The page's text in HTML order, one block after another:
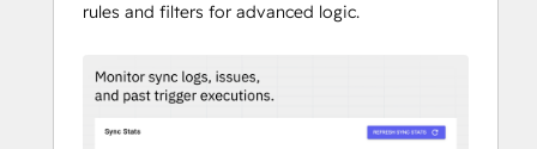
rules and filters for advanced logic.